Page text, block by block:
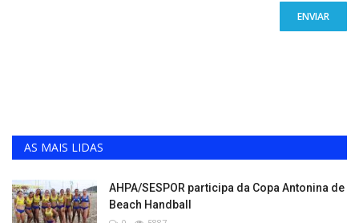
ENVIAR
AS MAIS LIDAS
AHPA/SESPOR participa da Copa Antonina de
Beach Handball